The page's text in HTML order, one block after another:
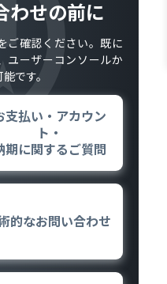
わせの前に
ご確認ください。既に
ユーザーコンソールか
です。
支払い・アカウン
ト・
期に関するご質問
的なお問い合わせ